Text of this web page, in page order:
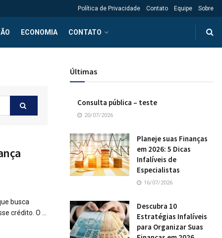
Política de Privacidade Contato Equipe Sobre
ECONOMIA CONTATO
busca
crédito. O ...
Últimas
Consulta pública – teste
20/07/2026
Planeje suas Finanças
em 2026: 5 Dicas
Infalíveis de
Especialistas
16/07/2026
Descubra 10
Estratégias Infalíveis
para Organizar Suas